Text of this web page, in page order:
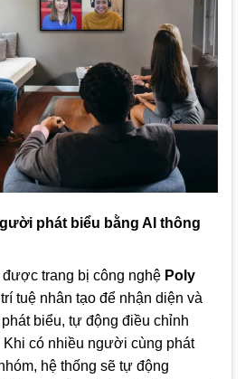
phát biểu bằng AI thông
được trang bị công nghệ Poly
tuệ nhân tạo để nhận diện và
biểu, tự động điều chỉnh
Khi có nhiều người cùng phát
hệ thống sẽ tự động